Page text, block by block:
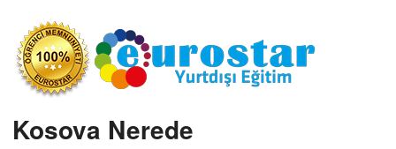
Kosova Nerede